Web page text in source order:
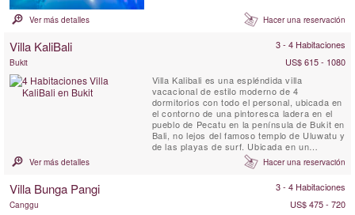
para familias numerosas o grupos de
amigos, a solo 5 minutos en coche de la
Ver más detalles Hacer una reservación
Villa KaliBali 3 - 4 Habitaciones
Bukit
US$ 615 - 1080
Villa Kalibali es una espléndida villa
vacacional de estilo moderno de 4
dormitorios con todo el personal, ubicada en
el contorno de una pintoresca ladera en el
pueblo de Pecatu en la península de Bukit en
Bali, no lejos del famoso templo de Uluwatu y
de las playas de surf. Ubicada en un
espacioso jardín, Villa KaliBali está
bendecida con espectaculares vistas
parte de la costa oeste de Bali. Los
huéspedes que se alojen en Villa ...
Ver más detalles Hacer una reservación
Villa Bunga Pangi 3 - 4 Habitaciones
Canggu
US$ 475 - 720